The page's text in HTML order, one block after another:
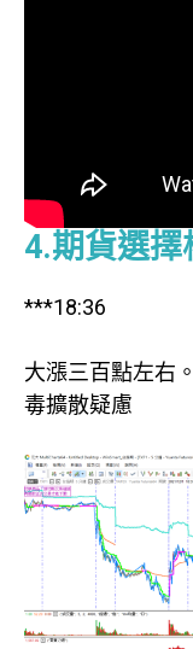
4.期貨選擇
***18:36
大漲三百點左右
毒擴散疑慮